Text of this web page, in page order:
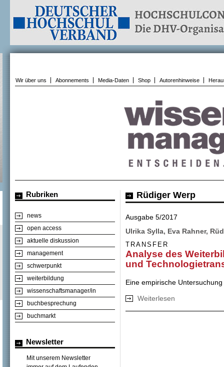
Wir über uns Abonnements Media-Daten Shop Autorenhinweise
Rubriken
news
open access
aktuelle diskussion
management
schwerpunkt
weiterbildung
wissenschaftsmanager/in
buchbesprechung
buchmarkt
Newsletter
Mit unserem Newsletter
Rüdiger Werp
Ausgabe 5/2017
Ulrika Sylla, Eva Rahner,
TRANSFER
Analyse des
und
Eine empirische
Weiterlesen